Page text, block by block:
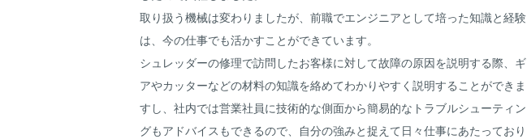
取り扱う機械は変わりましたが、前職でエンジニアとして培った知識と経験
は、今の仕事でも活かすことができています。
シュレッダーの修理で訪問したお客様に対して故障の原因を説明する際、ギ
アやカッターなどの材料の知識を絡めてわかりやすく説明することができま
すし、社内では営業社員に技術的な側面から簡易的なトラブルシューティン
グもアドバイスもできるので、自分の強みと捉えて日々仕事にあたっており